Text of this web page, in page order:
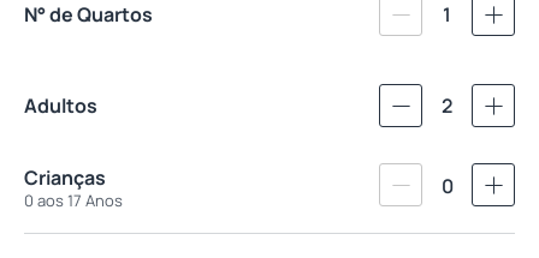
N° de Quartos 1
Adultos 2
Crianças
0 aos 17 Anos
0